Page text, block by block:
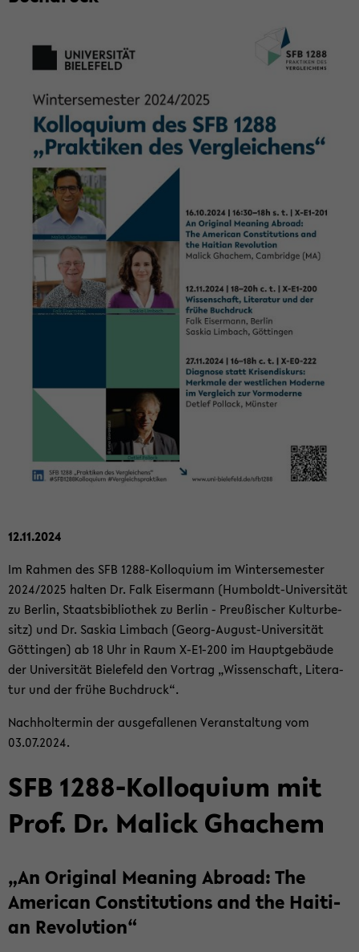
12.11.2024
Im Rah­men des SFB 1288-​Kolloquium im Win­ter­se­mes­ter
2024/2025 hal­ten Dr. Falk Eis­er­mann (Humboldt-​Universität
zu Ber­lin, Staats­bi­blio­thek zu Ber­lin - Preu­ßi­scher Kul­tur­be­
sitz) und Dr. Sas­kia Lim­bach (Georg-​August-Universität
Göt­tin­gen) ab 18 Uhr in Raum X-​E1-200 im Haupt­ge­bäu­de
der Uni­ver­si­tät Bie­le­feld den Vor­trag „Wis­sen­schaft, Li­te­ra­
tur und der frühe Buch­druck“.
Nach­hol­ter­min der aus­ge­fal­le­nen Ver­an­stal­tung vom
03.07.2024.
SFB 1288-​Kolloquium mit
Prof. Dr. Malick Gha­chem
„An Ori­gi­nal Me­a­ning Ab­road: The
Ame­ri­can Con­sti­tu­ti­ons and the Hai­ti­
an Re­vo­lu­ti­on“